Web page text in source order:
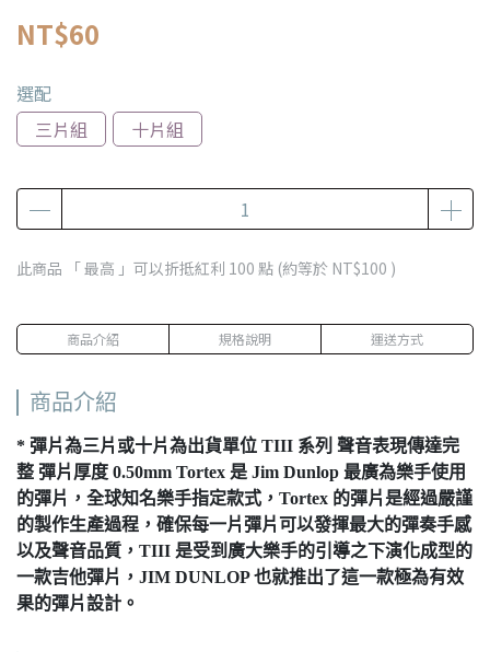
NT$60
選配
三片組
十片組
此商品 「 最高 」可以折抵紅利 100 點 (約等於 NT$100 )
商品介紹 規格說明 運送方式
商品介紹
* 彈片為三片或十片為出貨單位 TIII 系列 聲音表現傳達完
整 彈片厚度 0.50mm Tortex 是 Jim Dunlop 最廣為樂手使用
的彈片，全球知名樂手指定款式，Tortex 的彈片是經過嚴謹
的製作生產過程，確保每一片彈片可以發揮最大的彈奏手感
以及聲音品質，TIII 是受到廣大樂手的引導之下演化成型的
一款吉他彈片，JIM DUNLOP 也就推出了這一款極為有效
果的彈片設計。